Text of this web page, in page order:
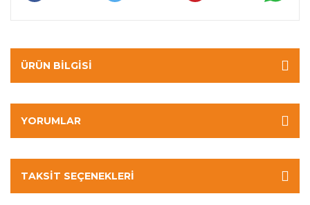
ÜRÜN BILGISI
YORUMLAR
TAKSIT SEÇENEKLERI